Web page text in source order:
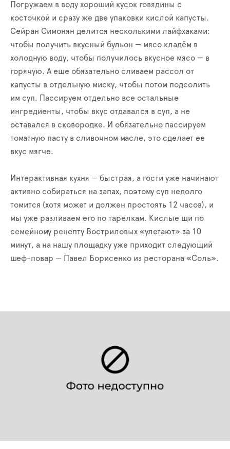
Погружаем в воду хороший кусок говядины с
косточкой и сразу же две упаковки кислой капусты.
Сейран Симонян делится несколькими лайфхаками:
чтобы получить вкусный бульон — мясо кладём в
холодную воду, чтобы получилось вкусное мясо — в
горячую. А еще обязательно сливаем рассол от
капусты в отдельную миску, чтобы потом подсолить
им суп. Пассируем отдельно все остальные
ингредиенты, чтобы вкус отдавался в суп, а не
оставался в сковородке. И обязательно пассируем
томатную пасту в сливочном масле, это сделает ее
вкус мягче.
Интерактивная кухня — быстрая, а гости уже начинают
активно собираться на запах, поэтому суп недолго
томится (хотя может и должен простоять 12 часов), и
мы уже разливаем его по тарелкам. Кислые щи по
семейному рецепту Востриловых «улетают» за 10
минут, а на нашу площадку уже приходит следующий
шеф-повар — Павел Борисенко из ресторана «Соль».